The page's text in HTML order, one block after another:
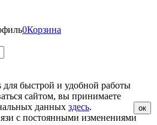
0Корзина
быстрой и удобной работы
сайтом, вы принимаете
данных здесь. ок
с постоянными изменениями